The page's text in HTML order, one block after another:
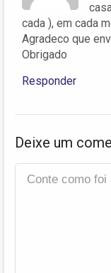
cada ), em cada
Agradeco que
Obrigado
Responder
Deixe um